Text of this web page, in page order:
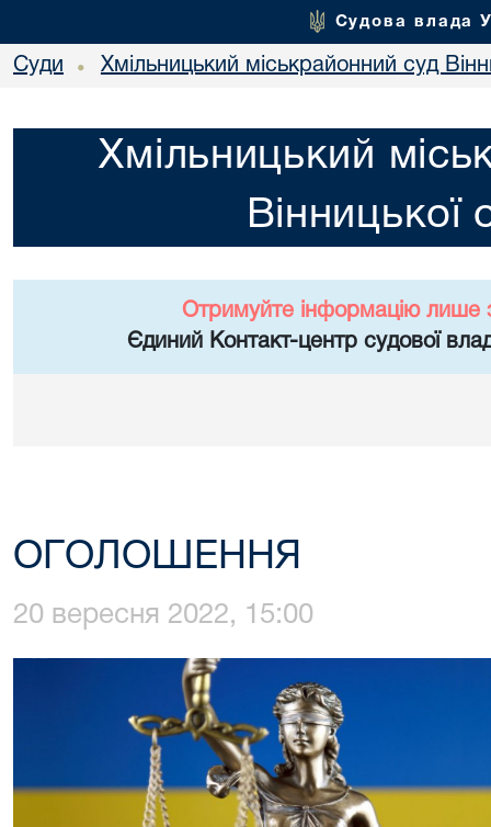
Судова влада
Суди • Хмільницький міськрайонний суд
Хмільницький
Вінницької
Отримуйте інформацію лише
Єдиний Контакт-центр судової
ОГОЛОШЕННЯ
20 вересня 2022, 15:00